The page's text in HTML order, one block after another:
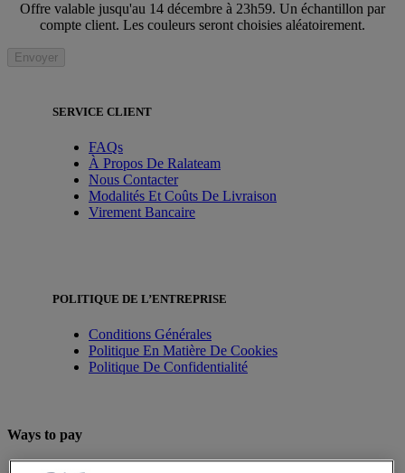
Offre valable jusqu'au 14 décembre à 23h59. Un échantillon par
compte client. Les couleurs seront choisies aléatoirement.
Envoyer
SERVICE CLIENT
FAQs
À Propos De Ralateam
Nous Contacter
Modalités Et Coûts De Livraison
Virement Bancaire
POLITIQUE DE L’ENTREPRISE
Conditions Générales
Politique En Matière De Cookies
Politique De Confidentialité
Ways to pay